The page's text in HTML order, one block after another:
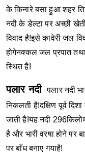
के किनारे बसा हुआ शहर
नदी के डेल्टा पर अच्छी
विवाद है!इसे कावेरी जल
होगेनक्कल जल प्रपात
स्थित है!
पलार नदी पलार नदी
निकलती है!दक्षिण पूर्व
जाती है!यह नदी
है और भारी वरषा होने पर
पर बाँध बनाए गयाहै!